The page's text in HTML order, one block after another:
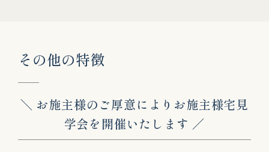
その他の特徴
＼ お施主様のご厚意によりお施主様宅見
学会を開催いたします ／